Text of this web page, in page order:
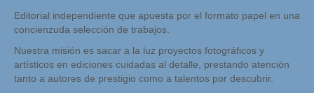
Editorial independiente que apuesta por el formato papel en una
concienzuda selección de trabajos.
Nuestra misión es sacar a la luz proyectos fotográficos y
artísticos en ediciones cuidadas al detalle, prestando atención
tanto a autores de prestigio como a talentos por descubrir.